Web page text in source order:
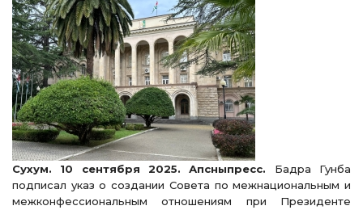
Сухум. 10 сентября 2025. Апсныпресс. Бадра Гунба
подписал указ о создании Совета по межнациональным и
межконфессиональным отношениям при Президенте